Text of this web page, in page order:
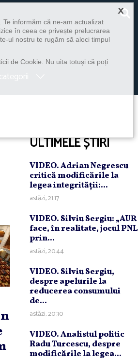
ULTIMELE ȘTIRI
VIDEO. Adrian Negrescu
critică modificările la
legea integrităţii:...
astăzi, 21:17
VIDEO. Silviu Sergiu: „AUR
face, în realitate, jocul PNL
prin...
astăzi, 20:44
VIDEO. Silviu Sergiu,
despre apelurile la
reducerea consumului
de...
astăzi, 20:30
VIDEO. Analistul politic
Radu Turcescu, despre
modificările la legea...
×
informăm că ne-am actualizat
în ceea ce privește prelucrarea
ul nostru te rugăm să aloci timpul
de Cookie. Nu uita totuși că poți